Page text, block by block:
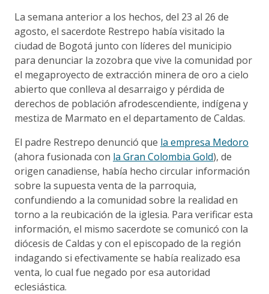
La semana anterior a los hechos, del 23 al 26 de
agosto, el sacerdote Restrepo había visitado la
ciudad de Bogotá junto con líderes del municipio
para denunciar la zozobra que vive la comunidad por
el megaproyecto de extracción minera de oro a cielo
abierto que conlleva al desarraigo y pérdida de
derechos de población afrodescendiente, indígena y
mestiza de Marmato en el departamento de Caldas.
El padre Restrepo denunció que la empresa Medoro
(ahora fusionada con la Gran Colombia Gold), de
origen canadiense, había hecho circular información
sobre la supuesta venta de la parroquia,
confundiendo a la comunidad sobre la realidad en
torno a la reubicación de la iglesia. Para verificar esta
información, el mismo sacerdote se comunicó con la
diócesis de Caldas y con el episcopado de la región
indagando si efectivamente se había realizado esa
venta, lo cual fue negado por esa autoridad
eclesiástica.